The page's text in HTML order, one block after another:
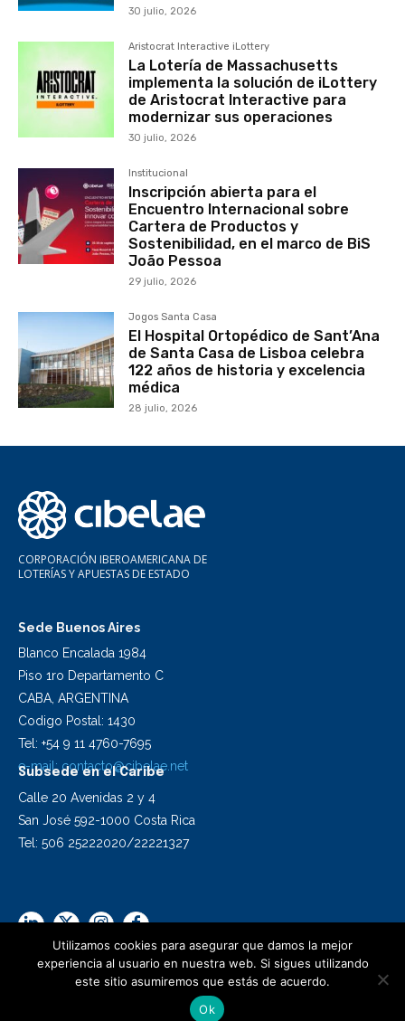
30 julio, 2026
Aristocrat Interactive iLottery
La Lotería de Massachusetts
implementa la solución de iLottery
de Aristocrat Interactive para
modernizar sus operaciones
30 julio, 2026
Institucional
Inscripción abierta para el
Encuentro Internacional sobre
Cartera de Productos y
Sostenibilidad, en el marco de BiS
João Pessoa
29 julio, 2026
Jogos Santa Casa
El Hospital Ortopédico de Sant’Ana
de Santa Casa de Lisboa celebra
122 años de historia y excelencia
médica
28 julio, 2026
CORPORACIÓN IBEROAMERICANA DE
LOTERÍAS Y APUESTAS DE ESTADO
Sede Buenos Aires
Blanco Encalada 1984
Piso 1ro Departamento C
CABA, ARGENTINA
Codigo Postal: 1430
Tel: +54 9 11 4760-7695
e-mail: contacto@cibelae.net
Subsede en el Caribe
Calle 20 Avenidas 2 y 4
San José 592-1000 Costa Rica
Tel: 506 25222020/22221327
2024 Cibelae | Todos los derechos reservados
Utilizamos cookies para asegurar que damos la mejor
experiencia al usuario en nuestra web. Si sigues utilizando
este sitio asumiremos que estás de acuerdo.
Ok